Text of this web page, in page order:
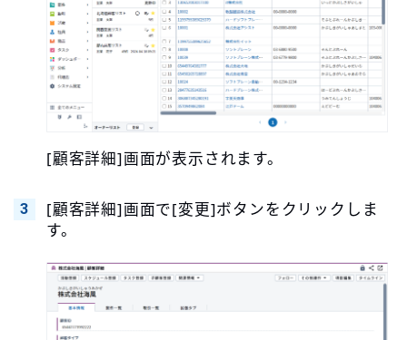
[顧客詳細]画面が表示されます。
[顧客詳細]画面で[変更]ボタンをクリックしま
す。